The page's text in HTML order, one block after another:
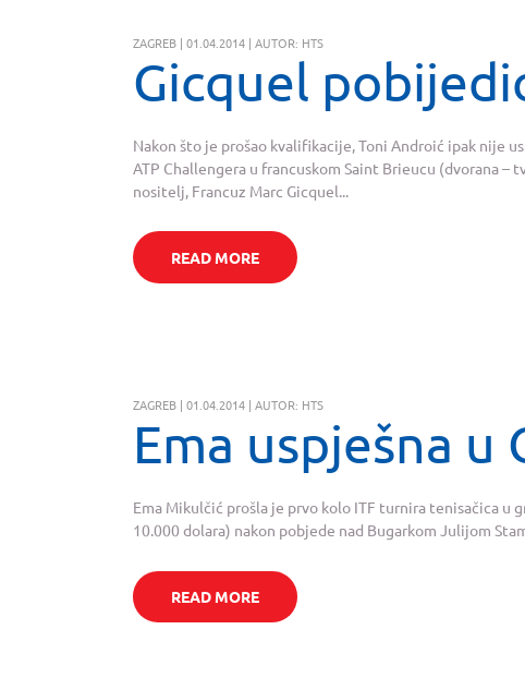
ZAGREB | 01.04.2014 | AUTOR: HTS
Gicquel
Nakon što je prošao kvalifikacije, Toni Androić ipak nije
ATP Challengera u francuskom Saint Brieucu (dvorana –
nositelj, Francuz Marc Gicquel...
READ MORE
ZAGREB | 01.04.2014 | AUTOR: HTS
Ema uspješna u
Ema Mikulčić prošla je prvo kolo ITF turnira tenisačica u
10.000 dolara) nakon pobjede nad Bugarkom Julijom
READ MORE